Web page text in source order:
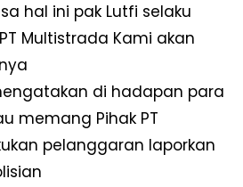
hal ini pak Lutfi selaku
Multistrada Kami akan
di hadapan para
memang Pihak PT
pelanggaran laporkan